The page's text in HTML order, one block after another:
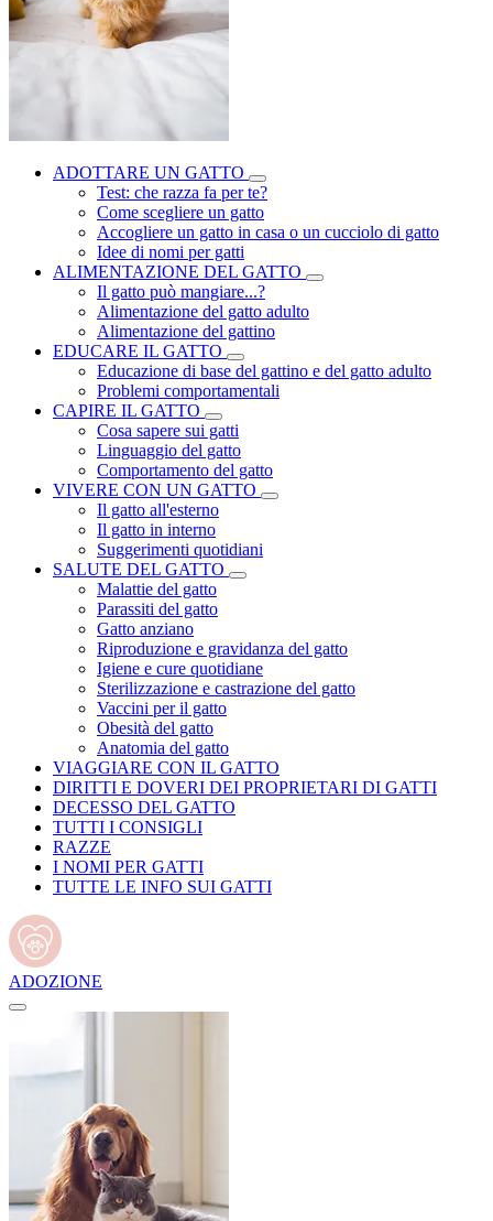
ADOTTARE UN GATTO
Test: che razza fa per te?
Come scegliere un gatto
Accogliere un gatto in casa o un cucciolo di gatto
Idee di nomi per gatti
ALIMENTAZIONE DEL GATTO
Il gatto può mangiare...?
Alimentazione del gatto adulto
Alimentazione del gattino
EDUCARE IL GATTO
Educazione di base del gattino e del gatto adulto
Problemi comportamentali
CAPIRE IL GATTO
Cosa sapere sui gatti
Linguaggio del gatto
Comportamento del gatto
VIVERE CON UN GATTO
Il gatto all'esterno
Il gatto in interno
Suggerimenti quotidiani
SALUTE DEL GATTO
Malattie del gatto
Parassiti del gatto
Gatto anziano
Riproduzione e gravidanza del gatto
Igiene e cure quotidiane
Sterilizzazione e castrazione del gatto
Vaccini per il gatto
Obesità del gatto
Anatomia del gatto
VIAGGIARE CON IL GATTO
DIRITTI E DOVERI DEI PROPRIETARI DI GATTI
DECESSO DEL GATTO
TUTTI I CONSIGLI
RAZZE
I NOMI PER GATTI
TUTTE LE INFO SUI GATTI
ADOZIONE